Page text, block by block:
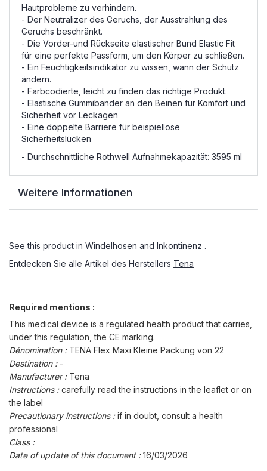
Hautprobleme zu verhindern.
- Der Neutralizer des Geruchs, der Ausstrahlung des
Geruchs beschränkt.
- Die Vorder-und Rückseite elastischer Bund Elastic Fit
für eine perfekte Passform, um den Körper zu schließen.
- Ein Feuchtigkeitsindikator zu wissen, wann der Schutz
ändern.
- Farbcodierte, leicht zu finden das richtige Produkt.
- Elastische Gummibänder an den Beinen für Komfort und
Sicherheit vor Leckagen
- Eine doppelte Barriere für beispiellose
Sicherheitslücken
- Durchschnittliche Rothwell Aufnahmekapazität: 3595 ml
Weitere Informationen
See this product in Windelhosen and Inkontinenz .
Entdecken Sie alle Artikel des Herstellers Tena
Required mentions :
This medical device is a regulated health product that carries,
under this regulation, the CE marking.
Dénomination : TENA Flex Maxi Kleine Packung von 22
Destination : -
Manufacturer : Tena
Instructions :carefully read the instructions in the leaflet or on
the label
Precautionary instructions :if in doubt, consult a health
professional
Class :
Date of update of this document :16/03/2026